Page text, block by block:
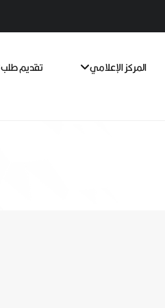
المركز الإعلامي تقديم طلب